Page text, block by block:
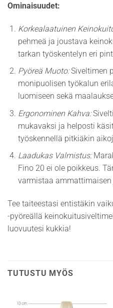
Ominaisuudet:
Korkealaatuinen
pehmeä ja joustava
tarkan työskentelyn eri
Pyöreä Muoto:Siveltimen
monipuolisen työkalun
luomiseen sekä
Ergonominen Kahva:
mukavaksi ja helposti
työskennellä pitkiäkin
Laadukas Valmistus:
Fino 20 ei ole poikkeus.
varmistaa ammattimaisen
Tee taiteestasi entistäkin
-pyöreällä
luovuutesi kukkia!
TUTUSTU MYÖS